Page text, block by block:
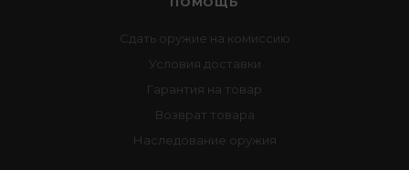
Сдать оружие на комиссию
Условия доставки
Гарантия на товар
Возврат товара
Наследование оружия